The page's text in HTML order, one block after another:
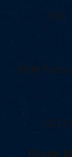
7411
6996
Grupo